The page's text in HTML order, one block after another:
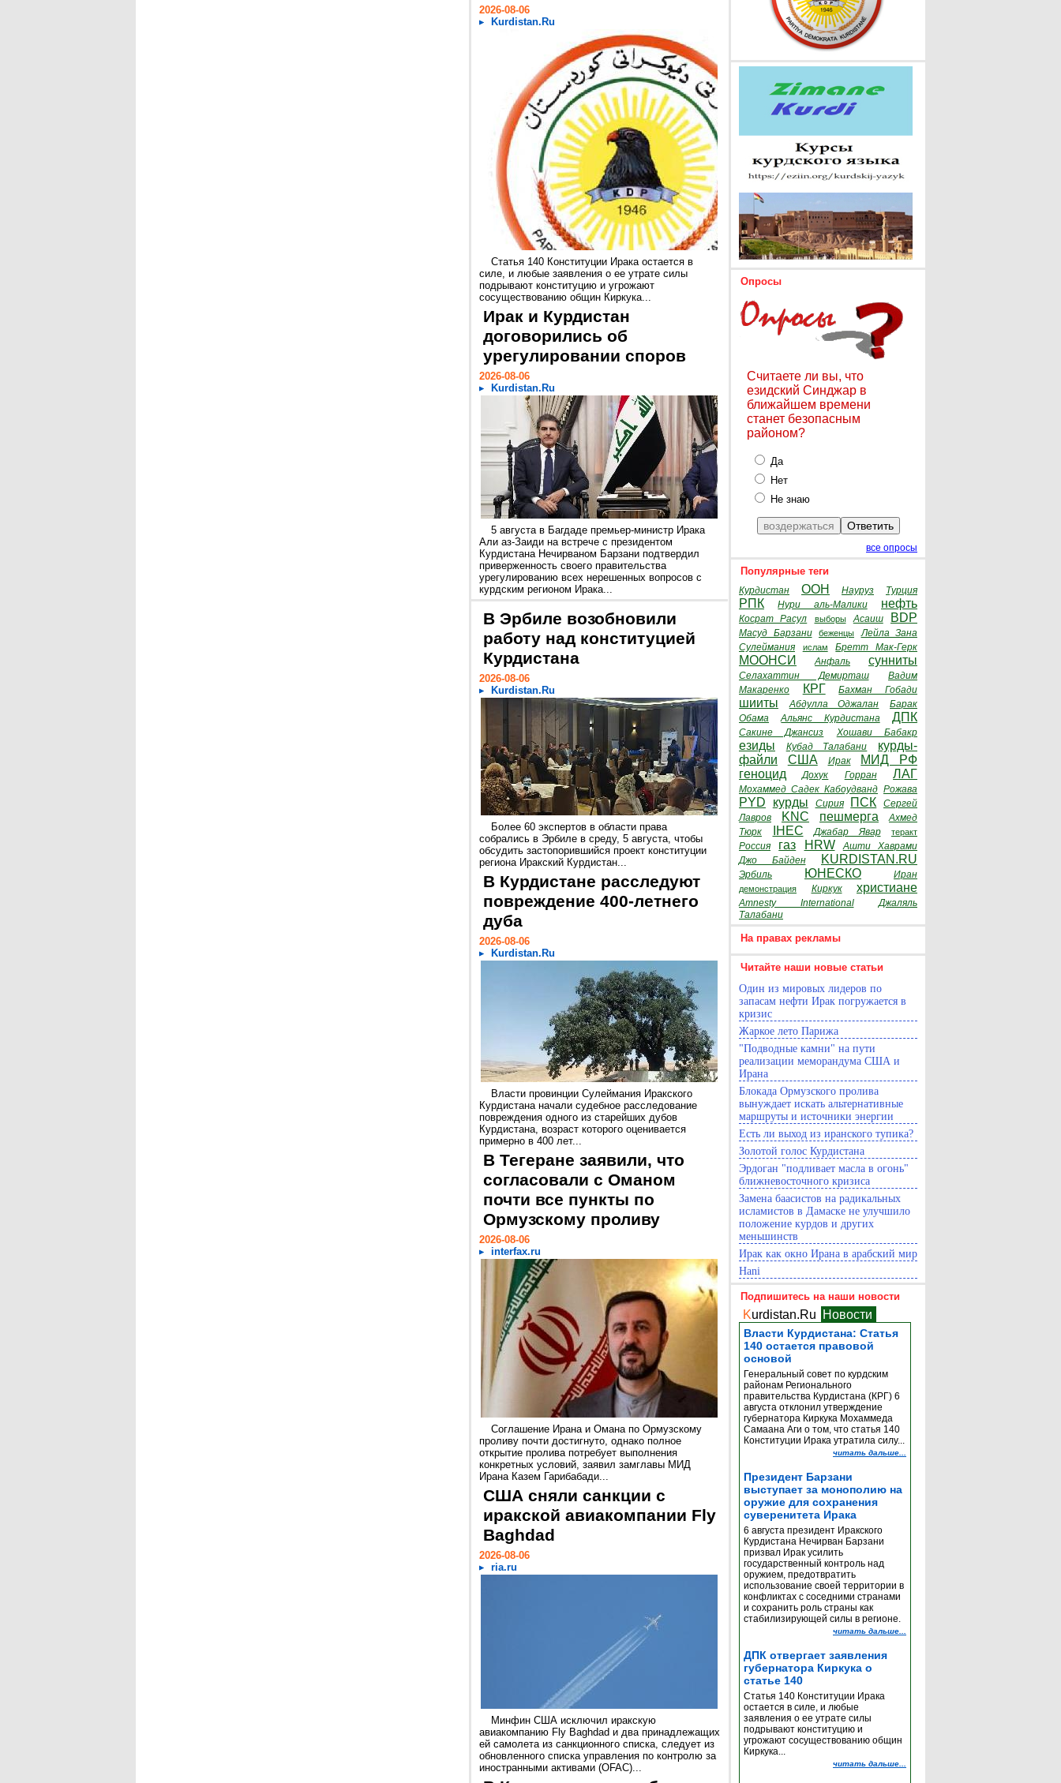
2026-08-06
Kurdistan.Ru
Статья 140 Конституции Ирака остается в
силе, и любые заявления о ее утрате силы
подрывают конституцию и угрожают
сосуществованию общин Киркука...
Ирак и Курдистан
договорились об
урегулировании споров
2026-08-06
Kurdistan.Ru
5 августа в Багдаде премьер-министр Ирака
Али аз-Заиди на встрече с президентом
Курдистана Нечирваном Барзани подтвердил
приверженность своего правительства
урегулированию всех нерешенных вопросов с
курдским регионом Ирака...
В Эрбиле возобновили
работу над конституцией
Курдистана
2026-08-06
Kurdistan.Ru
Более 60 экспертов в области права
собрались в Эрбиле в среду, 5 августа, чтобы
обсудить застопорившийся проект конституции
региона Иракский Курдистан...
В Курдистане расследуют
повреждение 400-летнего
дуба
2026-08-06
Kurdistan.Ru
Власти провинции Сулеймания Иракского
Курдистана начали судебное расследование
повреждения одного из старейших дубов
Курдистана, возраст которого оценивается
примерно в 400 лет...
В Тегеране заявили, что
согласовали с Оманом
почти все пункты по
Ормузскому проливу
2026-08-06
interfax.ru
Соглашение Ирана и Омана по Ормузскому
проливу почти достигнуто, однако полное
открытие пролива потребует выполнения
конкретных условий, заявил замглавы МИД
Ирана Казем Гарибабади...
США сняли санкции с
иракской авиакомпании Fly
Baghdad
2026-08-06
ria.ru
Минфин США исключил иракскую
авиакомпанию Fly Baghdad и два принадлежащих
ей самолета из санкционного списка, следует из
обновленного списка управления по контролю за
иностранными активами (OFAC)...
Опросы
Считаете ли вы, что
езидский Синджар в
ближайшем времени
станет безопасным
районом?
Да
Нет
Не знаю
все опросы
Популярные теги
Курдистан ООН Науруз Турция
РПК Нури аль-Малики нефть
Косрат Расул выборы Асаиш BDP
Масуд Барзани беженцы
Лейла Зана
Сулеймания
ислам Бретт Мак-Герк
МООНСИ Анфаль сунниты
Селахаттин Демирташ
Вадим
Макаренко
КРГ Бахман Гобади
шииты Абдулла Оджалан
Барак
Обама
Альянс Курдистана ДПК
Сакине Джансиз Хошави Бабакр
езиды Кубад Талабани
курды-
файли
США Ирак
МИД РФ
геноцид
Дохук Горран ЛАГ
Мохаммед Садек Кабоудванд Рожава
PYD курды Сирия ПСК
Сергей
Лавров
KNC пешмерга
Ахмед
Тюрк
IHEC Джабар Явар теракт
Россия газ HRW
Ашти Хаврами
Джо Байден
KURDISTAN.RU
Эрбиль ЮНЕСКО Иран
демонстрация Киркук христиане
Amnesty International
Джаляль
Талабани
На правах рекламы
Читайте наши новые статьи
Один из мировых лидеров по
запасам нефти Ирак погружается в
кризис
Жаркое лето Парижа
"Подводные камни" на пути
реализации меморандума США и
Ирана
Блокада Ормузского пролива
вынуждает искать альтернативные
маршруты и источники энергии
Есть ли выход из иранского тупика?
Золотой голос Курдистана
Эрдоган "подливает масла в огонь"
ближневосточного кризиса
Замена баасистов на радикальных
исламистов в Дамаске не улучшило
положение курдов и других
меньшинств
Ирак как окно Ирана в арабский мир
Hani
Подпишитесь на наши новости
Kurdistan.Ru Новости
Власти Курдистана: Статья
140 остается правовой
основой
Генеральный совет по курдским
районам Регионального
правительства Курдистана (КРГ) 6
августа отклонил утверждение
губернатора Киркука Мохаммеда
Самаана Аги о том, что статья 140
Конституции Ирака утратила силу...
читать дальше...
Президент Барзани
выступает за монополию на
оружие для сохранения
суверенитета Ирака
6 августа президент Иракского
Курдистана Нечирван Барзани
призвал Ирак усилить
государственный контроль над
оружием, предотвратить
использование своей территории в
конфликтах с соседними странами
и сохранить роль страны как
стабилизирующей силы в регионе.
читать дальше...
ДПК отвергает заявления
губернатора Киркука о
статье 140
Статья 140 Конституции Ирака
остается в силе, и любые
заявления о ее утрате силы
подрывают конституцию и
угрожают сосуществованию общин
Киркука...
читать дальше...